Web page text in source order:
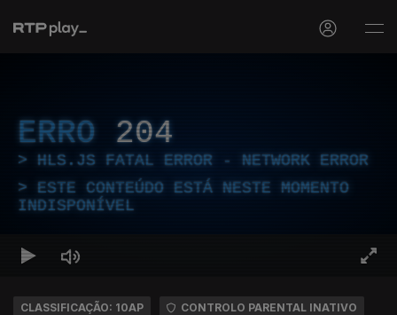
ERRO 204
HLS.JS FATAL ERROR - NETWORK ERROR
ESTE CONTEÚDO ESTÁ NESTE MOMENTO
INDISPONÍVEL
CLASSIFICAÇÃO: 10AP CONTROLO PARENTAL INATIVO